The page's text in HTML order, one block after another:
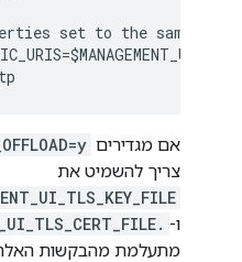
set to the same
אם מגדירים
צריך להשמיט את
ו-
מתעלמת מהבקשות